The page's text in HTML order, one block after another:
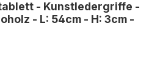
- Kunstledergriffe -
- L: 54cm - H: 3cm -